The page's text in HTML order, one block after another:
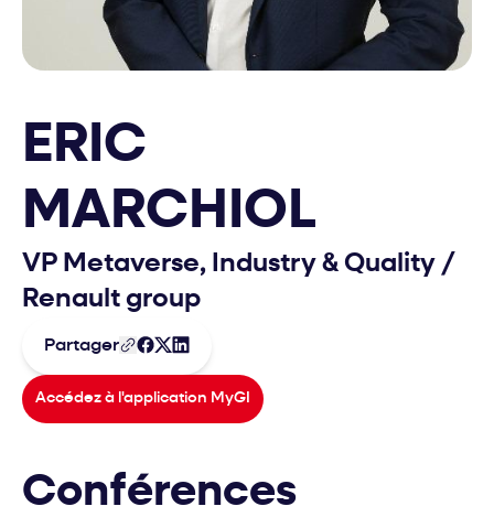
ERIC
MARCHIOL
VP Metaverse, Industry & Quality /
Renault group
Partager
Accédez à l'application MyGI
Conférences